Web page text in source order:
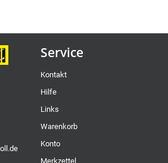
Service
Kontakt
Hilfe
Links
Warenkorb
Konto
Merkzettel